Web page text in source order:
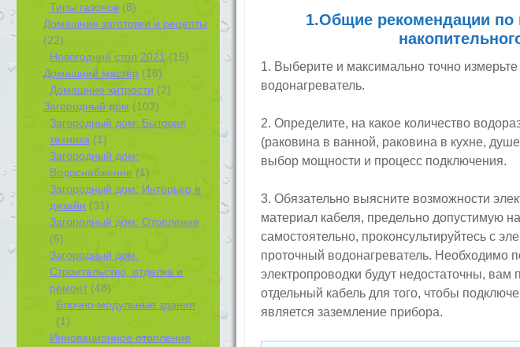
Типы газонов (8)
Домашние заготовки и рецепты
(22)
Новогодний стол 2021 (15)
Домашний мастер (16)
Домашние хитрости (2)
Загородный дом (103)
Загородный дом: Бытовая
техника (1)
Загородный дом:
Водоснабжение (1)
Загородный дом: Интерьер и
дизайн (31)
Загородный дом: Отопление
(6)
Загородный дом:
Строительство, отделка и
ремонт(48)
Блочно-модульные здания
(1)
Инновационное отопление
1.Общие рекомендации
1. Выберите и максимально точно
водонагреватель.
2. Определите, на какое количество
(раковина в ванной, раковина в кухне,
выбор мощности и процесс подключения.
3. Обязательно выясните возможности
материал кабеля, предельно допустимую
самостоятельно, проконсультируйтесь с
проточный водонагреватель. Необходимо
электропроводки будут недостаточны,
отдельный кабель для того, чтобы
является заземление прибора.